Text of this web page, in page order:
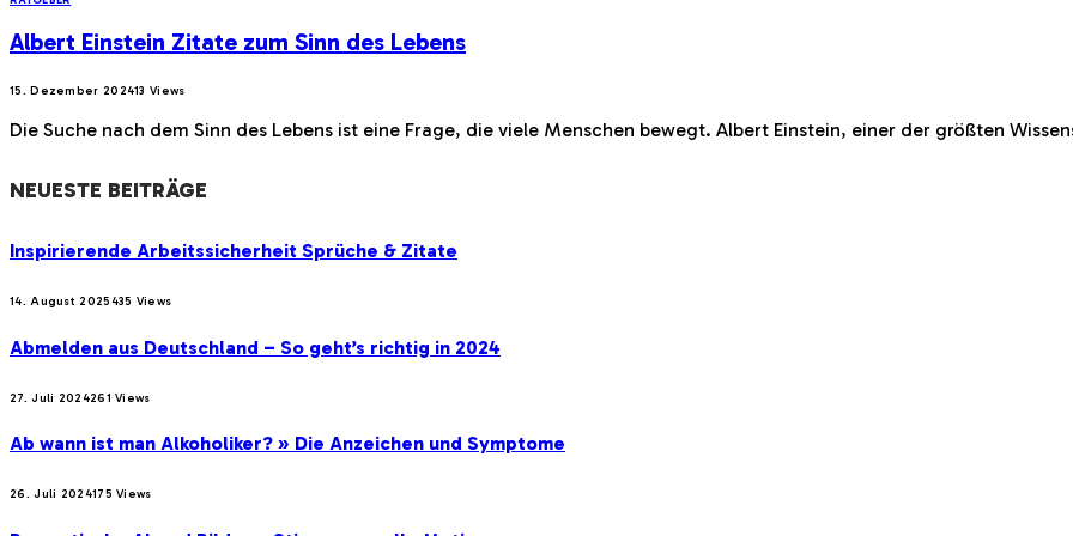
Albert Einstein Zitate zum Sinn des Lebens
15. Dezember 202413Views
Die Suche nach dem Sinn des Lebens ist eine Frage, die viele Menschen bewegt. Albert Einstein, einer der größten
NEUESTE BEITRÄGE
Inspirierende Arbeitssicherheit Sprüche & Zitate
14. August 2025435 Views
Abmelden aus Deutschland – So geht’s richtig in 2024
27. Juli 2024261Views
Ab wann ist man Alkoholiker? » Die Anzeichen und Symptome
26. Juli 2024175Views